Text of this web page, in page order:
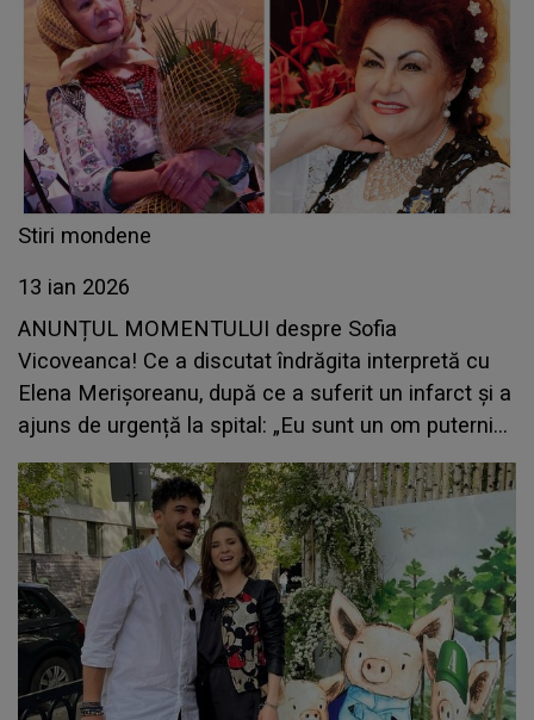
Stiri mondene
13 ian 2026
ANUNȚUL MOMENTULUI despre Sofia
Vicoveanca! Ce a discutat îndrăgita interpretă cu
Elena Merișoreanu, după ce a suferit un infarct și a
ajuns de urgență la spital: „Eu sunt un om puternic
și ce nu pot face doctorii, face Dumnezeu prin
oameni”